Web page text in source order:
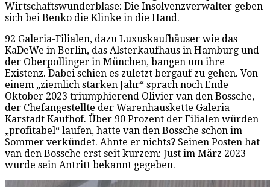
Wirtschaftswunderblase: Die Insolvenzverwalter geben
sich bei Benko die Klinke in die Hand.
92 Galeria-Filialen, dazu Luxuskaufhäuser wie das
KaDeWe in Berlin, das Alsterkaufhaus in Hamburg und
der Oberpollinger in München, bangen um ihre
Existenz. Dabei schien es zuletzt bergauf zu gehen. Von
einem „ziemlich starken Jahr“ sprach noch Ende
Oktober 2023 triumphierend Olivier van den Bossche,
der Chefangestellte der Warenhauskette Galeria
Karstadt Kaufhof. Über 90 Prozent der Filialen würden
„profitabel“ laufen, hatte van den Bossche schon im
Sommer verkündet. Ahnte er nichts? Seinen Posten hat
van den Bossche erst seit kurzem: Just im März 2023
wurde sein Antritt bekannt gegeben.